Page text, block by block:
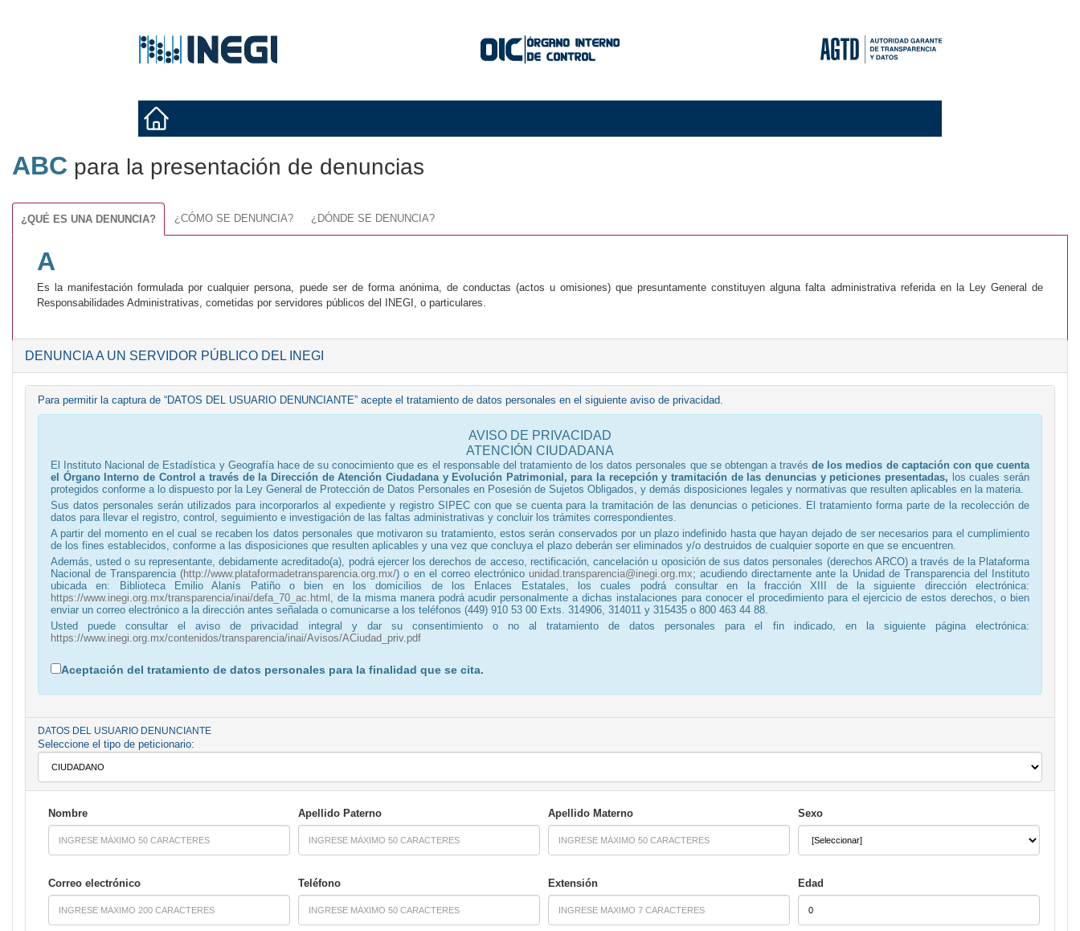
ABC para la presentación de denuncias
¿QUÉ ES UNA DENUNCIA? ¿CÓMO SE DENUNCIA? ¿DÓNDE SE DENUNCIA?
A
Es la manifestación formulada por cualquier persona, puede ser de forma anónima, de conductas (actos u omisiones) que presuntamente constituyen alguna falta administrativa referida en la Ley General de
Responsabilidades Administrativas, cometidas por servidores públicos del INEGI, o particulares.
DENUNCIA A UN SERVIDOR PÚBLICO DEL INEGI
Para permitir la captura de “DATOS DEL USUARIO DENUNCIANTE” acepte el tratamiento de datos personales en el siguiente aviso de privacidad.
AVISO DE PRIVACIDAD
ATENCIÓN CIUDADANA
El Instituto Nacional de Estadística y Geografía hace de su conocimiento que es el responsable del tratamiento de los datos personales que se obtengan a travésde los medios de captación con que cuenta
el Órgano Interno de Control a través de la Dirección de Atención Ciudadana y Evolución Patrimonial, para la recepción y tramitación de las denuncias y peticiones presentadas, los cuales serán
protegidos conforme a lo dispuesto por la Ley General de Protección de Datos Personales en Posesión de Sujetos Obligados, y demás disposiciones legales y normativas que resulten aplicables en la materia.
Sus datos personales serán utilizados para incorporarlos al expediente y registro SIPEC con que se cuenta para la tramitación de las denuncias o peticiones. El tratamiento forma parte de la recolección de
datos para llevar el registro, control, seguimiento e investigación de las faltas administrativas y concluir los trámites correspondientes.
A partir del momento en el cual se recaben los datos personales que motivaron su tratamiento, estos serán conservados por un plazo indefinido hasta que hayan dejado de ser necesarios para el cumplimiento
de los fines establecidos, conforme a las disposiciones que resulten aplicables y una vez que concluya el plazo deberán ser eliminados y/o destruidos de cualquier soporte en que se encuentren.
Además, usted o su representante, debidamente acreditado(a), podrá ejercer los derechos de acceso, rectificación, cancelación u oposición de sus datos personales (derechos ARCO) a través de la Plataforma
Nacional de Transparencia (http://www.plataformadetransparencia.org.mx/) o en el correo electrónico unidad.transparencia@inegi.org.mx; acudiendo directamente ante la Unidad de Transparencia del Instituto
ubicada en: Biblioteca Emilio Alanís Patiño o bien en los domicilios de los Enlaces Estatales, los cuales podrá consultar en la fracción XIII de la siguiente dirección electrónica:
https://www.inegi.org.mx/transparencia/inai/defa_70_ac.html , de la misma manera podrá acudir personalmente a dichas instalaciones para conocer el procedimiento para el ejercicio de estos derechos, o bien
enviar un correo electrónico a la dirección antes señalada o comunicarse a los teléfonos (449) 910 53 00 Exts. 314906, 314011 y 315435 o 800 463 44 88.
Usted puede consultar el aviso de privacidad integral y dar su consentimiento o no al tratamiento de datos personales para el fin indicado, en la siguiente página electrónica:
https://www.inegi.org.mx/contenidos/transparencia/inai/Avisos/ACiudad_priv.pdf
Aceptación del tratamiento de datos personales para la finalidad que se cita.
DATOS DEL USUARIO DENUNCIANTE
Seleccione el tipo de peticionario:
Nombre Apellido Paterno Apellido Materno Sexo
Correo electrónico Teléfono Extensión Edad